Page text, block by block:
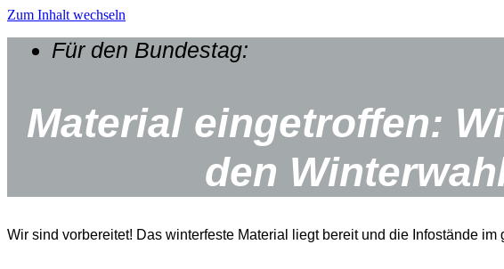
Zum Inhalt wechseln
Für den Bundestag:
Material eingetroffen:
den
Wir sind vorbereitet! Das winterfeste Material liegt bereit und die Infostände im